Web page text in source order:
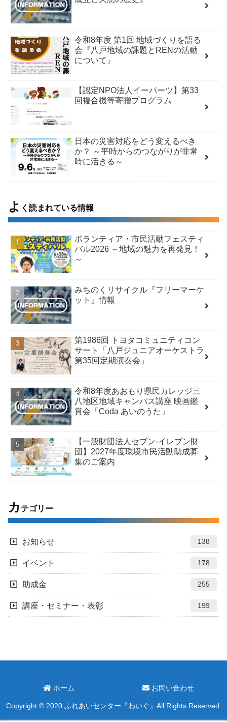
令和8年度 第1回 地域づくりを語る
会『八戸地域の課題とRENの活動
について』
【認定NPO法人イーパーツ】第33
回複合機等寄贈プログラム
日本の災害対応をどう変えるべき
か？ ～平時からのつながりが非常
時に活きる～
よ く読まれている情報
ボランティア・市民活動フェスティ
バル2026 ～地域の魅力を再発見！
～
みちのくリサイクル『フリーマーケ
ット』情報
第1986回 トヨタコミュニティコン
サート「八戸ジュニアオーケストラ
第35回定期演奏会」
令和8年度あおもり県民カレッジ三
八地区地域キャンパス講座 映画鑑
賞会「Coda あいのうた」
【一般財団法人セブン-イレブン財
団】2027年度環境市民活動助成募
集のご案内
カ テゴリー
お知らせ 138
イベント 178
助成金 255
講座・セミナー・表彰 199
ホーム お問い合わせ
Copyright © 2020 ふれあいセンター『わいぐ』All Rights Reserved.